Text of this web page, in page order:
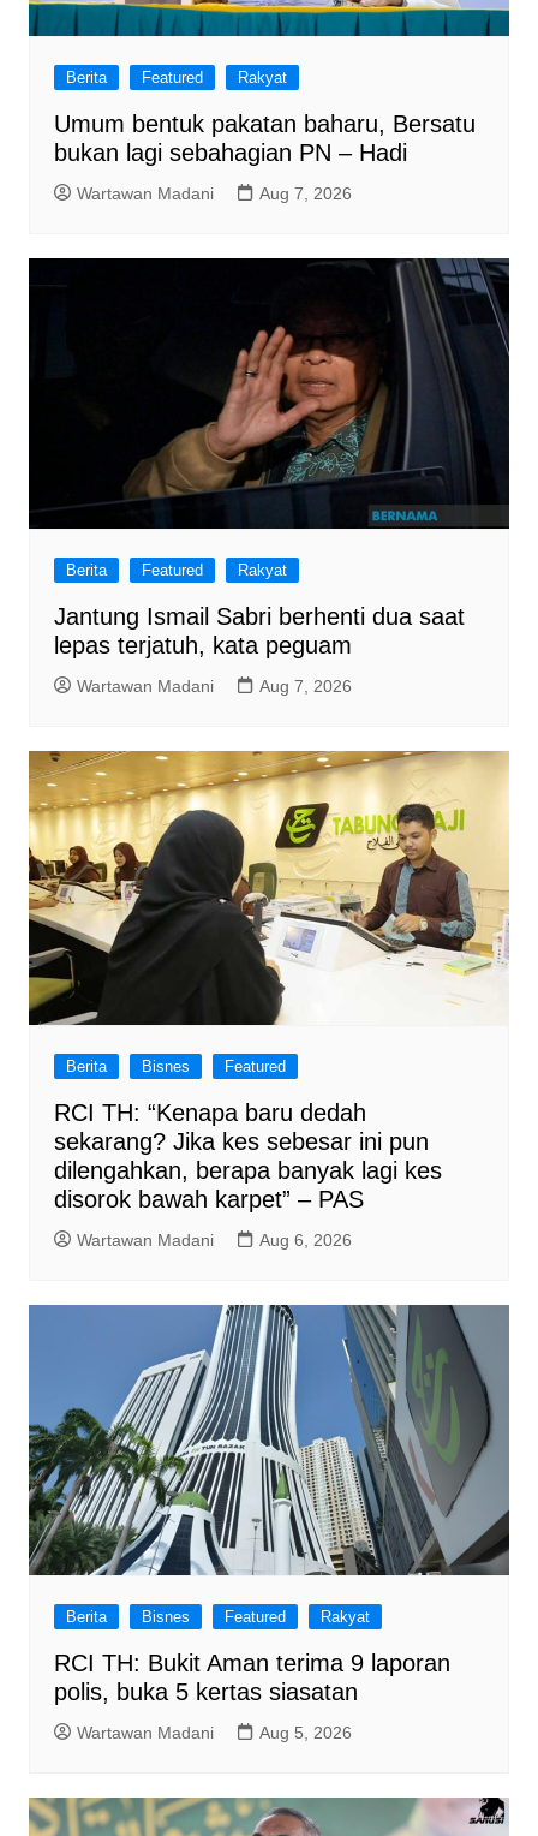
Berita Featured Rakyat
Umum bentuk pakatan baharu, Bersatu
bukan lagi sebahagian PN – Hadi
Wartawan Madani Aug 7, 2026
Berita Featured Rakyat
Jantung Ismail Sabri berhenti dua saat
lepas terjatuh, kata peguam
Wartawan Madani Aug 7, 2026
Berita Bisnes Featured
RCI TH: “Kenapa baru dedah
sekarang? Jika kes sebesar ini pun
dilengahkan, berapa banyak lagi kes
disorok bawah karpet” – PAS
Wartawan Madani Aug 6, 2026
Berita Bisnes Featured Rakyat
RCI TH: Bukit Aman terima 9 laporan
polis, buka 5 kertas siasatan
Wartawan Madani Aug 5, 2026